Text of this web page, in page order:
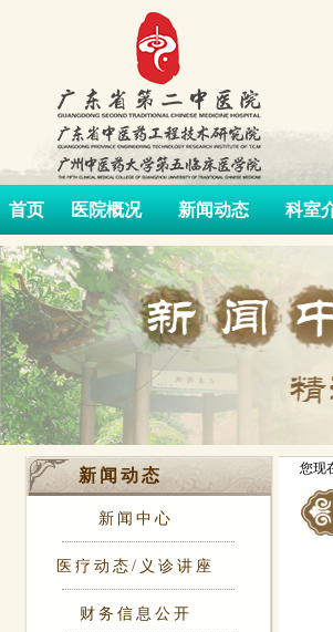
首页 医院概况 新闻动态 科室
新闻动态
新闻中心
医疗动态/义诊讲座
财务信息公开
您现